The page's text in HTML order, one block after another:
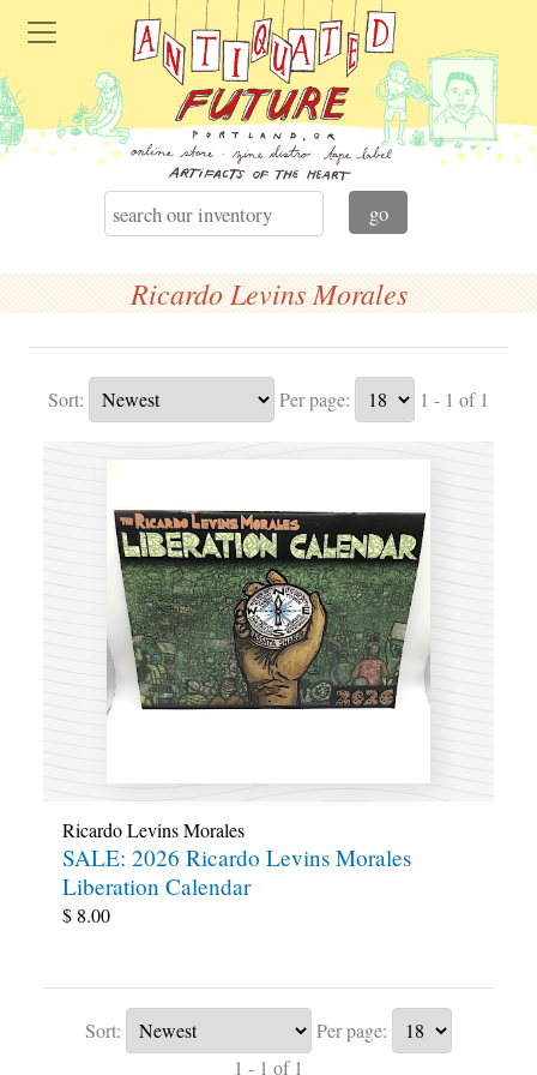
Ricardo Levins Morales
Sort: Per page: 1 - 1 of 1
Ricardo Levins Morales
SALE: 2026 Ricardo Levins Morales
Liberation Calendar
$ 8.00
Sort:
Per page:
1 - 1 of 1